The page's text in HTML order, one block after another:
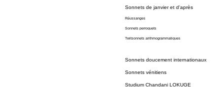
Sonnets de janvier et d'après
Réussanges
Sonnets perroquets
Twitsonnets arithmogrammatiques
Sonnets doucement internationaux
Sonnets vénitiens
Studium Chandani LOKUGE